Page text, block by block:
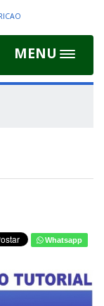
MENU
Toggle
Whatsapp